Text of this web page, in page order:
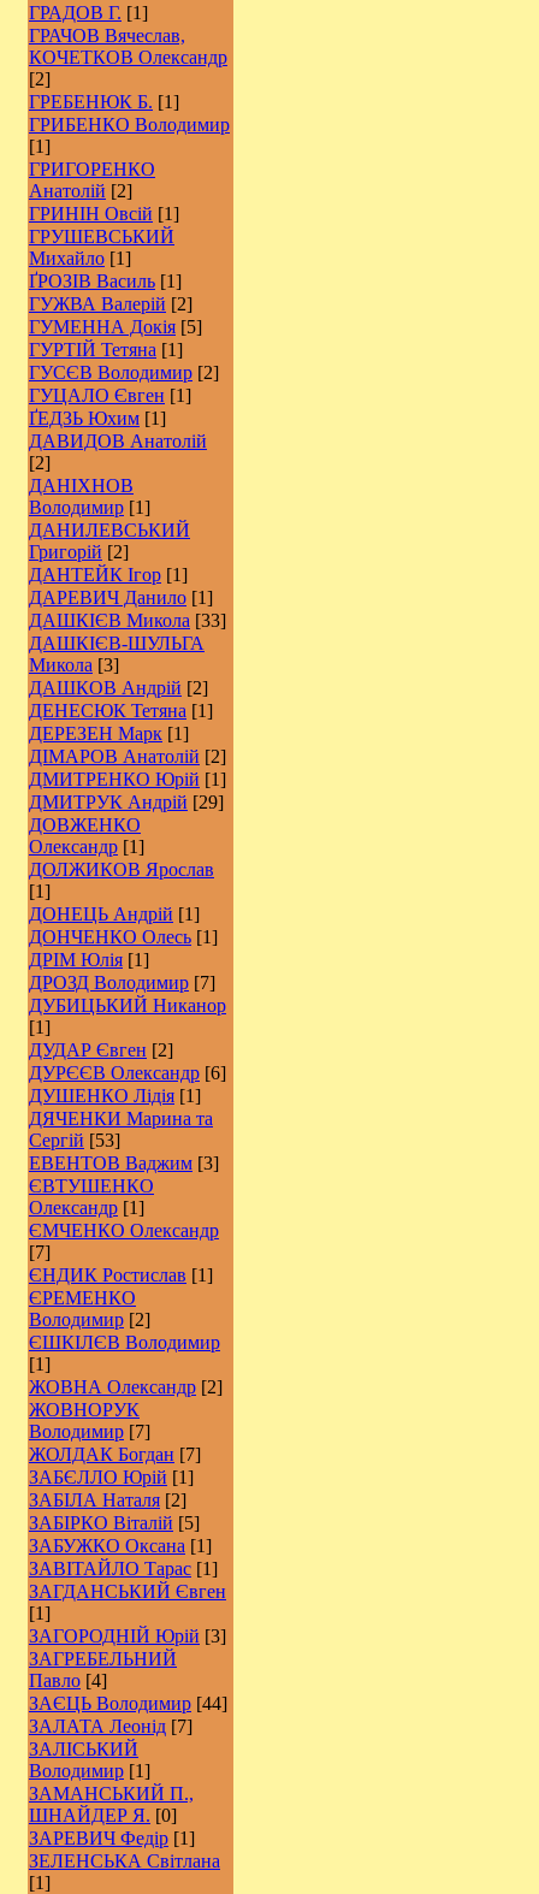
ГРАДОВ Г. [1]
ГРАЧОВ Вячеслав,
КОЧЕТКОВ Олександр
[2]
ГРЕБЕНЮК Б. [1]
ГРИБЕНКО Володимир
[1]
ГРИГОРЕНКО
Анатолій [2]
ГРИНІН Овсій [1]
ГРУШЕВСЬКИЙ
Михайло [1]
ҐРОЗІВ Василь [1]
ГУЖВА Валерій [2]
ГУМЕННА Докія [5]
ГУРТІЙ Тетяна [1]
ГУСЄВ Володимир [2]
ГУЦАЛО Євген [1]
ҐЕДЗЬ Юхим [1]
ДАВИДОВ Анатолій
[2]
ДАНІХНОВ
Володимир [1]
ДАНИЛЕВСЬКИЙ
Григорій [2]
ДАНТЕЙК Ігор [1]
ДАРЕВИЧ Данило [1]
ДАШКІЄВ Микола [33]
ДАШКІЄВ-ШУЛЬГА
Микола [3]
ДАШКОВ Андрій [2]
ДЕНЕСЮК Тетяна [1]
ДЕРЕЗЕН Марк [1]
ДІМАРОВ Анатолій [2]
ДМИТРЕНКО Юрій [1]
ДМИТРУК Андрій [29]
ДОВЖЕНКО
Олександр [1]
ДОЛЖИКОВ Ярослав
[1]
ДОНЕЦЬ Андрій [1]
ДОНЧЕНКО Олесь [1]
ДРІМ Юлія [1]
ДРОЗД Володимир [7]
ДУБИЦЬКИЙ Никанор
[1]
ДУДАР Євген [2]
ДУРЄЄВ Олександр [6]
ДУШЕНКО Лідія [1]
ДЯЧЕНКИ Марина та
Сергій [53]
ЕВЕНТОВ Ваджим [3]
ЄВТУШЕНКО
Олександр [1]
ЄМЧЕНКО Олександр
[7]
ЄНДИК Ростислав [1]
ЄРЕМЕНКО
Володимир [2]
ЄШКІЛЄВ Володимир
[1]
ЖОВНА Олександр [2]
ЖОВНОРУК
Володимир [7]
ЖОЛДАК Богдан [7]
ЗАБЄЛЛО Юрій [1]
ЗАБІЛА Наталя [2]
ЗАБІРКО Віталій [5]
ЗАБУЖКО Оксана [1]
ЗАВІТАЙЛО Тарас [1]
ЗАГДАНСЬКИЙ Євген
[1]
ЗАГОРОДНІЙ Юрій [3]
ЗАГРЕБЕЛЬНИЙ
Павло [4]
ЗАЄЦЬ Володимир [44]
ЗАЛАТА Леонід [7]
ЗАЛІСЬКИЙ
Володимир [1]
ЗАМАНСЬКИЙ П.,
ШНАЙДЕР Я. [0]
ЗАРЕВИЧ Федір [1]
ЗЕЛЕНСЬКА Світлана
[1]